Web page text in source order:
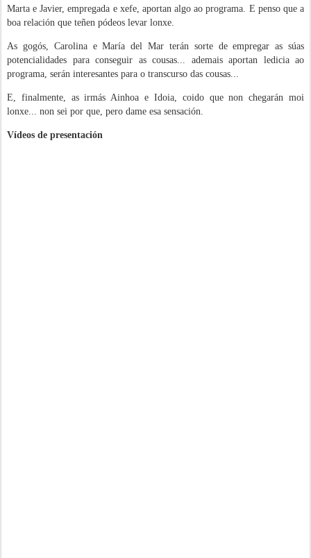
Marta e Javier, empregada e xefe, aportan algo ao programa. E penso que a
boa relación que teñen pódeos levar lonxe.
As gogós, Carolina e María del Mar terán sorte de empregar as súas
potencialidades para conseguir as cousas... ademais aportan ledicia ao
programa, serán interesantes para o transcurso das cousas...
E, finalmente, as irmás Ainhoa e Idoia, coido que non chegarán moi
lonxe... non sei por que, pero dame esa sensación.
Vídeos de presentación